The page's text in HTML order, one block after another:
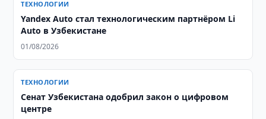
ТЕХНОЛОГИИ
Yandex Auto стал технологическим партнёром Li
Auto в Узбекистане
01/08/2026
ТЕХНОЛОГИИ
Сенат Узбекистана одобрил закон о цифровом
центре